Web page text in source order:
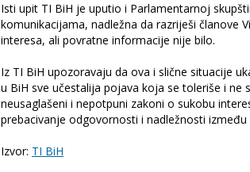
Isti upit TI BiH je uputio i Parlamentarnoj
komunikacijama, nadležna da razriješi članove
interesa, ali povratne informacije nije bilo.
Iz TI BiH upozoravaju da ova i slične situacije
u BiH sve učestalija pojava koja se toleriše i ne
neusaglašeni i nepotpuni zakoni o sukobu
prebacivanje odgovornosti i nadležnosti između
Izvor: TI BiH